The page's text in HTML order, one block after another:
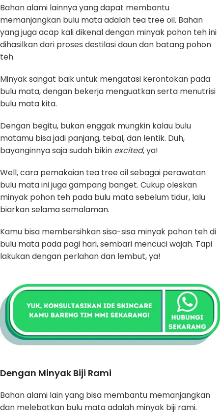
Bahan alami lainnya yang dapat membantu
memanjangkan bulu mata adalah tea tree oil. Bahan
yang juga acap kali dikenal dengan minyak pohon teh ini
dihasilkan dari proses destilasi daun dan batang pohon
teh.
Minyak sangat baik untuk mengatasi kerontokan pada
bulu mata, dengan bekerja menguatkan serta menutrisi
bulu mata kita.
Dengan begitu, bukan enggak mungkin kalau bulu
matamu bisa jadi panjang, tebal, dan lentik. Duh,
bayanginnya saja sudah bikin excited, ya!
Well, cara pemakaian tea tree oil sebagai perawatan
bulu mata ini juga gampang banget. Cukup oleskan
minyak pohon teh pada bulu mata sebelum tidur, lalu
biarkan selama semalaman.
Kamu bisa membersihkan sisa-sisa minyak pohon teh di
bulu mata pada pagi hari, sembari mencuci wajah. Tapi
lakukan dengan perlahan dan lembut, ya!
Dengan Minyak Biji Rami
Bahan alami lain yang bisa membantu memanjangkan
dan melebatkan bulu mata adalah minyak biji rami.